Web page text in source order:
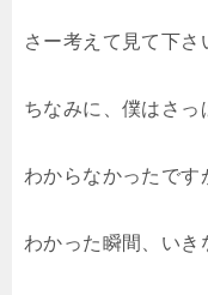
さー考えて見て下さ
ちなみに、僕はさっ
わからなかったです
わかった瞬間、いき